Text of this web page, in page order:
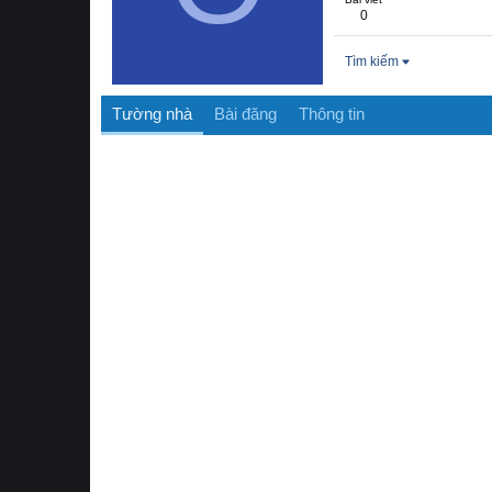
0
Tìm kiếm
Tường nhà Bài đăng Thông tin